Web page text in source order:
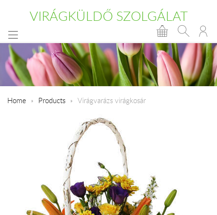
VIRÁGKÜLDŐ SZOLGÁLAT
Home Products Virágvarázs virágkosár